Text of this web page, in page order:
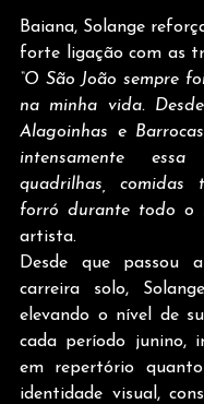
Baiana, Solange
“O São João sempre
na minha vida.
Alagoinhas e
intensamente
quadrilhas, comidas
forró durante todo o
artista.
Desde que passou
carreira solo,
elevando o nível de
cada período junino,
em repertório
identidade visual,